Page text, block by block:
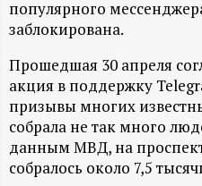
ф
о
р
м
популярного
заблокирована.
Прошедшая 30 апреля
акция в поддержку
призывы многих
собрала не так много
данным МВД, на
собралось около 7,5